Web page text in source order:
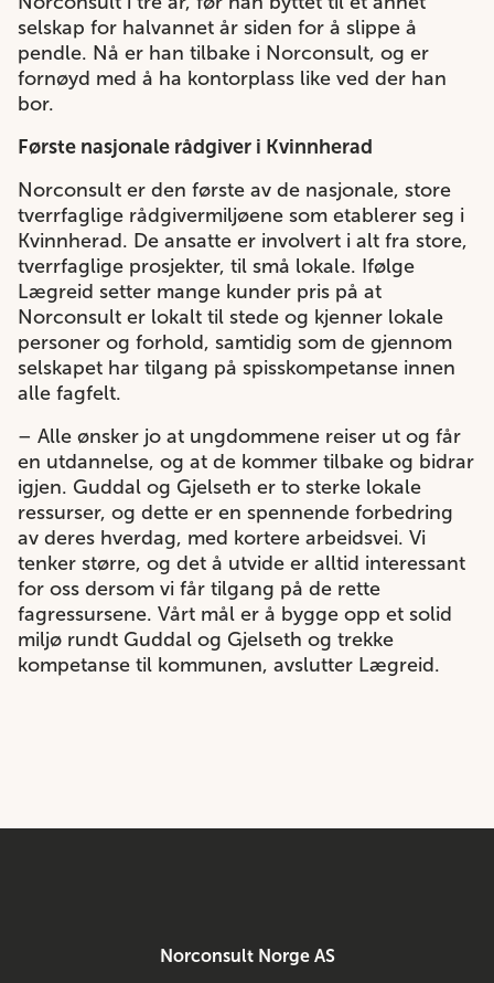
selskap for halvannet år siden for å slippe å
pendle. Nå er han tilbake i Norconsult, og er
fornøyd med å ha kontorplass like ved der han
bor.
Første nasjonale rådgiver i Kvinnherad
Norconsult er den første av de nasjonale, store
tverrfaglige rådgivermiljøene som etablerer seg i
Kvinnherad. De ansatte er involvert i alt fra store,
tverrfaglige prosjekter, til små lokale. Ifølge
Lægreid setter mange kunder pris på at
Norconsult er lokalt til stede og kjenner lokale
personer og forhold, samtidig som de gjennom
selskapet har tilgang på spisskompetanse innen
alle fagfelt.
– Alle ønsker jo at ungdommene reiser ut og får
en utdannelse, og at de kommer tilbake og bidrar
igjen. Guddal og Gjelseth er to sterke lokale
ressurser, og dette er en spennende forbedring
av deres hverdag, med kortere arbeidsvei. Vi
tenker større, og det å utvide er alltid interessant
for oss dersom vi får tilgang på de rette
fagressursene. Vårt mål er å bygge opp et solid
miljø rundt Guddal og Gjelseth og trekke
kompetanse til kommunen, avslutter Lægreid.
Norconsult Norge AS